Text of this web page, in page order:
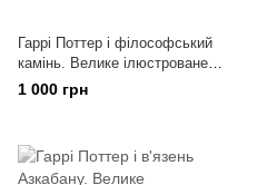
Гаррі Поттер і філософський
камінь. Велике ілюстроване
видання
1 000 грн